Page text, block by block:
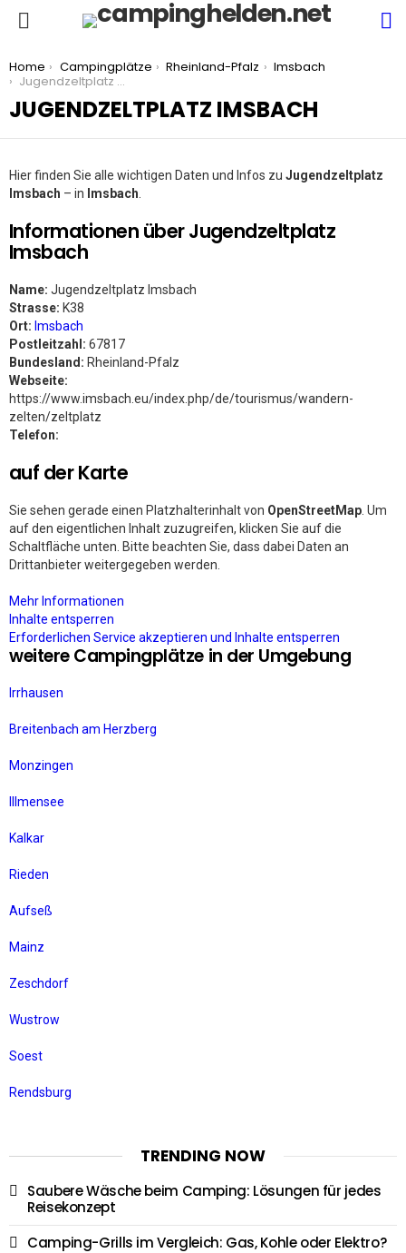
You are here:
Home Campingplätze Rheinland-Pfalz
Imsbach
Jugendzeltplatz Imsbach
JUGENDZELTPLATZ IMSBACH
Hier finden Sie alle wichtigen Daten und Infos zu Jugendzeltplatz
Imsbach – in Imsbach
Informationen über Jugendzeltplatz
Imsbach
Name: Jugendzeltplatz Imsbach
Strasse: K38
Ort: Imsbach
Postleitzahl: 67817
Bundesland: Rheinland-Pfalz
Webseite:
https://www.imsbach.eu/index.php/de/tourismus/wandern-
zelten/zeltplatz
Telefon:
auf der Karte
Sie sehen gerade einen Platzhalterinhalt von OpenStreetMap . Um
auf den eigentlichen Inhalt zuzugreifen, klicken Sie auf die
Schaltfläche unten. Bitte beachten Sie, dass dabei Daten an
Drittanbieter weitergegeben werden.
Mehr Informationen
Inhalte entsperren
Erforderlichen Service akzeptieren und Inhalte entsperren
weitere Campingplätze in der Umgebung
Irrhausen
Breitenbach am Herzberg
Monzingen
Illmensee
Kalkar
Rieden
Aufseß
Mainz
Zeschdorf
Wustrow
Soest
Rendsburg
TRENDING NOW
Saubere Wäsche beim Camping: Lösungen für jedes
Reisekonzept
Camping-Grills im Vergleich: Gas, Kohle oder Elektro?